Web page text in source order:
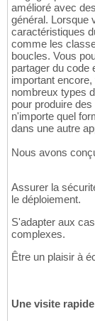
amélioré avec
général. Lorsque
caractéristiques
comme les
boucles. Vous
partager du code
important
nombreux types
pour produire
n'importe quel
dans une autre
Nous avons
Assurer la
le déploiement.
S'adapter aux
complexes.
Être un plaisir à
Une visite